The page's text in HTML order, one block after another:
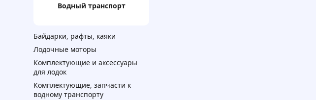
Водный транспорт
Байдарки, рафты, каяки
Лодочные моторы
Комплектующие и аксессуары
для лодок
Комплектующие, запчасти к
водному транспорту